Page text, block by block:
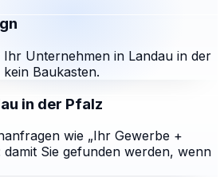
Unternehmen in Landau in der
Baukasten.
in der Pfalz
wie „Ihr Gewerbe +
Sie gefunden werden, wenn